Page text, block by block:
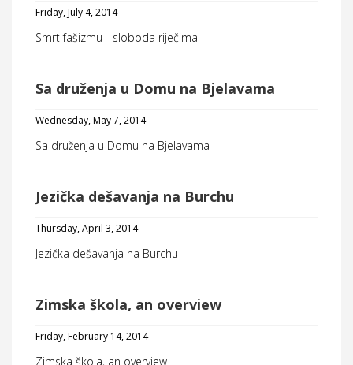
Friday, July 4, 2014
Smrt fašizmu - sloboda riječima
Sa druženja u Domu na Bjelavama
Wednesday, May 7, 2014
Sa druženja u Domu na Bjelavama
Jezička dešavanja na Burchu
Thursday, April 3, 2014
Jezička dešavanja na Burchu
Zimska škola, an overview
Friday, February 14, 2014
Zimska škola, an overview